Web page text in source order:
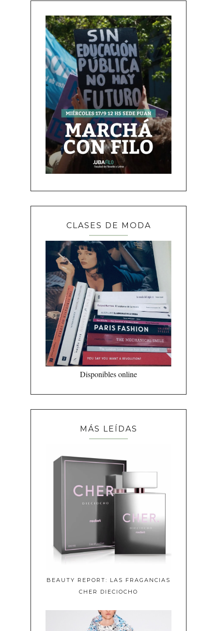
CLASES DE MODA
Disponibles online
MÁS LEÍDAS
BEAUTY REPORT: LAS FRAGANCIAS
CHER DIECIOCHO